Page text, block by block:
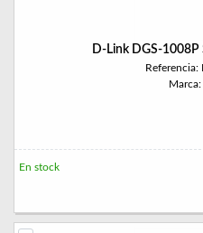
D-Link DGS-
Referencia:
En stock